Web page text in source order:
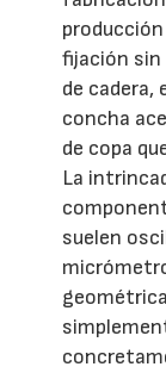
fijación
de cadera,
concha
de copa
La
suelen